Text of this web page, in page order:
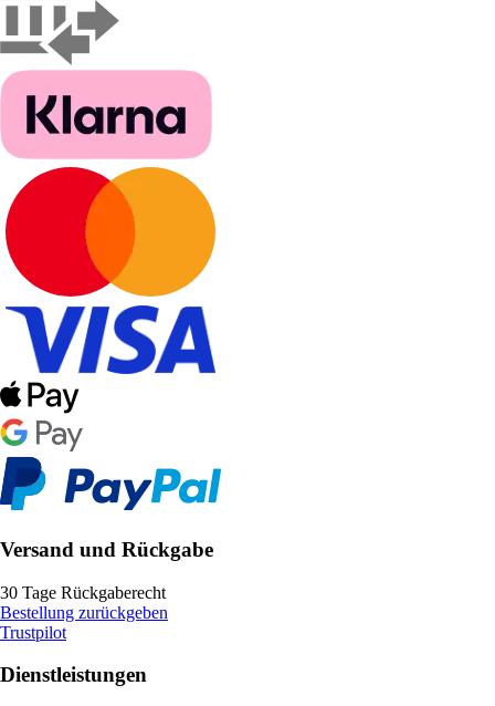
Versand und Rückgabe
30 Tage Rückgaberecht
Bestellung zurückgeben
Trustpilot
Dienstleistungen